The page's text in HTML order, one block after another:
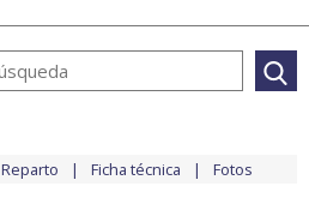
Reparto Ficha técnica Fotos